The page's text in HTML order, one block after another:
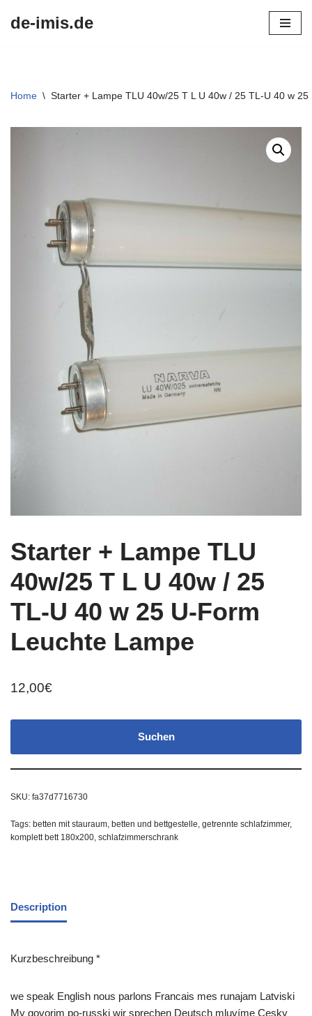
de-imis.de
Home \ Starter + Lampe TLU 40w/25 T L U 40w / 25 TL-U 40 w
Starter + Lampe TLU
40w/25 T L U 40w / 25
TL-U 40 w 25 U-Form
Leuchte Lampe
12,00€
Suchen
SKU: fa37d7716730
Tags: betten mit stauraum, betten und bettgestelle, getrennte schlafzimmer,
komplett bett 180x200, schlafzimmerschrank
Description
Kurzbeschreibung *
we speak English nous parlons Francais mes runajam Latviski
My govorim po-russki wir sprechen Deutsch mluvíme Cesky